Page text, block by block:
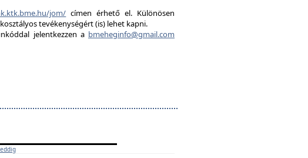
jom/ címen érhető el. Különösen
tevékenységért (is) lehet kapni.
jelentkezzen a bmeheginfo@gmail.com